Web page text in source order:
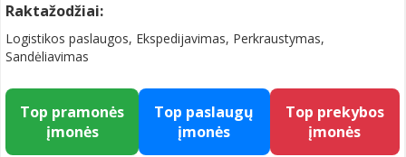
Raktažodžiai:
Logistikos paslaugos, Ekspedijavimas, Perkraustymas,
Sandėliavimas
Top pramonės
įmonės
Top paslaugų
įmonės
Top prekybos
įmonės